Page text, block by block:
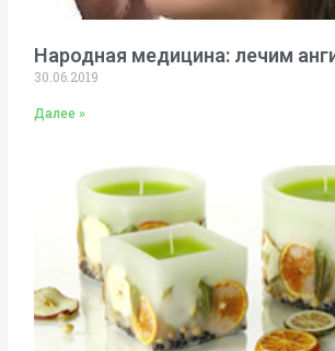
Народная медицина: лечим
30.06.2019
Далее »